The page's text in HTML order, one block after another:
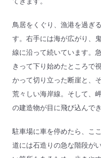
鳥居をくぐり、漁港を過ぎ
す。右手には海が広がり、
線に沿って続いています。
きって下り始めたところで
かって切り立った断崖と、
荒々しい海岸線。そして、
の建造物が目に飛び込んで
駐車場に車を停めたら、こ
道には石造りの急な階段が